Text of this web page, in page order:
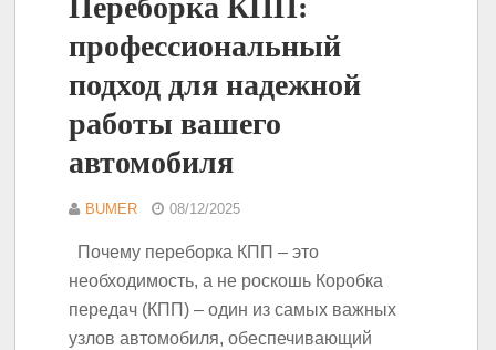
Переборка КПП:
профессиональный
подход для надежной
работы вашего
автомобиля
BUMER 08/12/2025
Почему переборка КПП – это
необходимость, а не роскошь Коробка
передач (КПП) – один из самых важных
узлов автомобиля, обеспечивающий